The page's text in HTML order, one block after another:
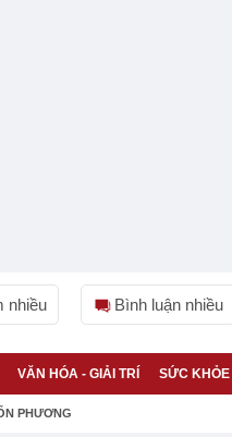
nhiều Bình luận nhiều
VĂN HÓA - GIẢI TRÍ SỨC KHỎE
PHƯƠNG